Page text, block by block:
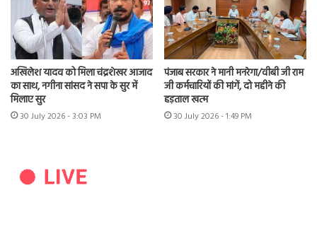
अखिलेश यादव को मिला चंद्रशेखर आजाद
का साथ, नगीना सांसद ने सपा के सुर में
मिलाए सुर
30 July 2026 - 3:03 PM
पंजाब सरकार ने मानी मनरेगा/वीबी जी राम
जी कर्मचारियों की मांगें, दो महीने की
हड़ताल खत्म
30 July 2026 - 1:49 PM